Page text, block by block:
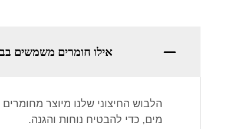
אילו חומרים משמשים
הלבוש החיצוני שלנו מיוצר
מים, כדי להבטיח נוחות והגנה.